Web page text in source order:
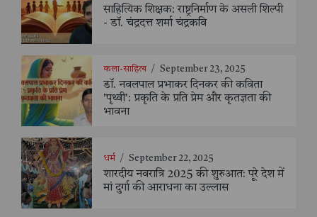
साहित्यिक शिक्षक: राष्ट्रनिर्माण के असली शिल्पी
- डॉ. चंद्रदत्त शर्मा चंद्रकवि
कला-साहित्य / September 23, 2025
डॉ. नवलपाल प्रभाकर दिनकर की कविता
'पृथ्वी': प्रकृति के प्रति प्रेम और कृतज्ञता की
भावना
धर्म / September 22, 2025
शारदीय नवरात्रि 2025 की शुरुआत: पूरे देश में
मां दुर्गा की आराधना का उल्लास